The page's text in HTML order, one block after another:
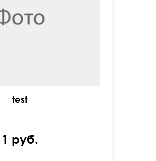
test
1 руб.